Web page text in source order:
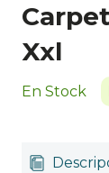
Xxl
En Stock